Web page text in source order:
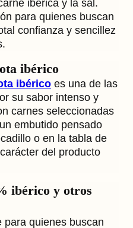
ibérica y la sal.
para quienes buscan
confianza y sencillez
ibérico
ibérico es una de las
su sabor intenso y
carnes seleccionadas
embutido pensado
o en la tabla de
del producto
ibérico y otros
para quienes buscan